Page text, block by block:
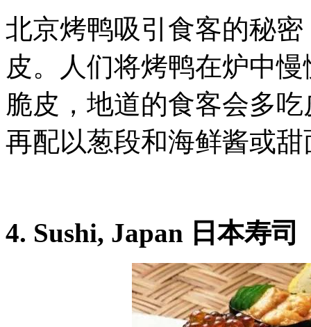
北京烤鸭吸引食客的秘
皮。人们将烤鸭在炉中
脆皮，地道的食客会多
再配以葱段和海鲜酱或
4. Sushi, Japan 日本寿司